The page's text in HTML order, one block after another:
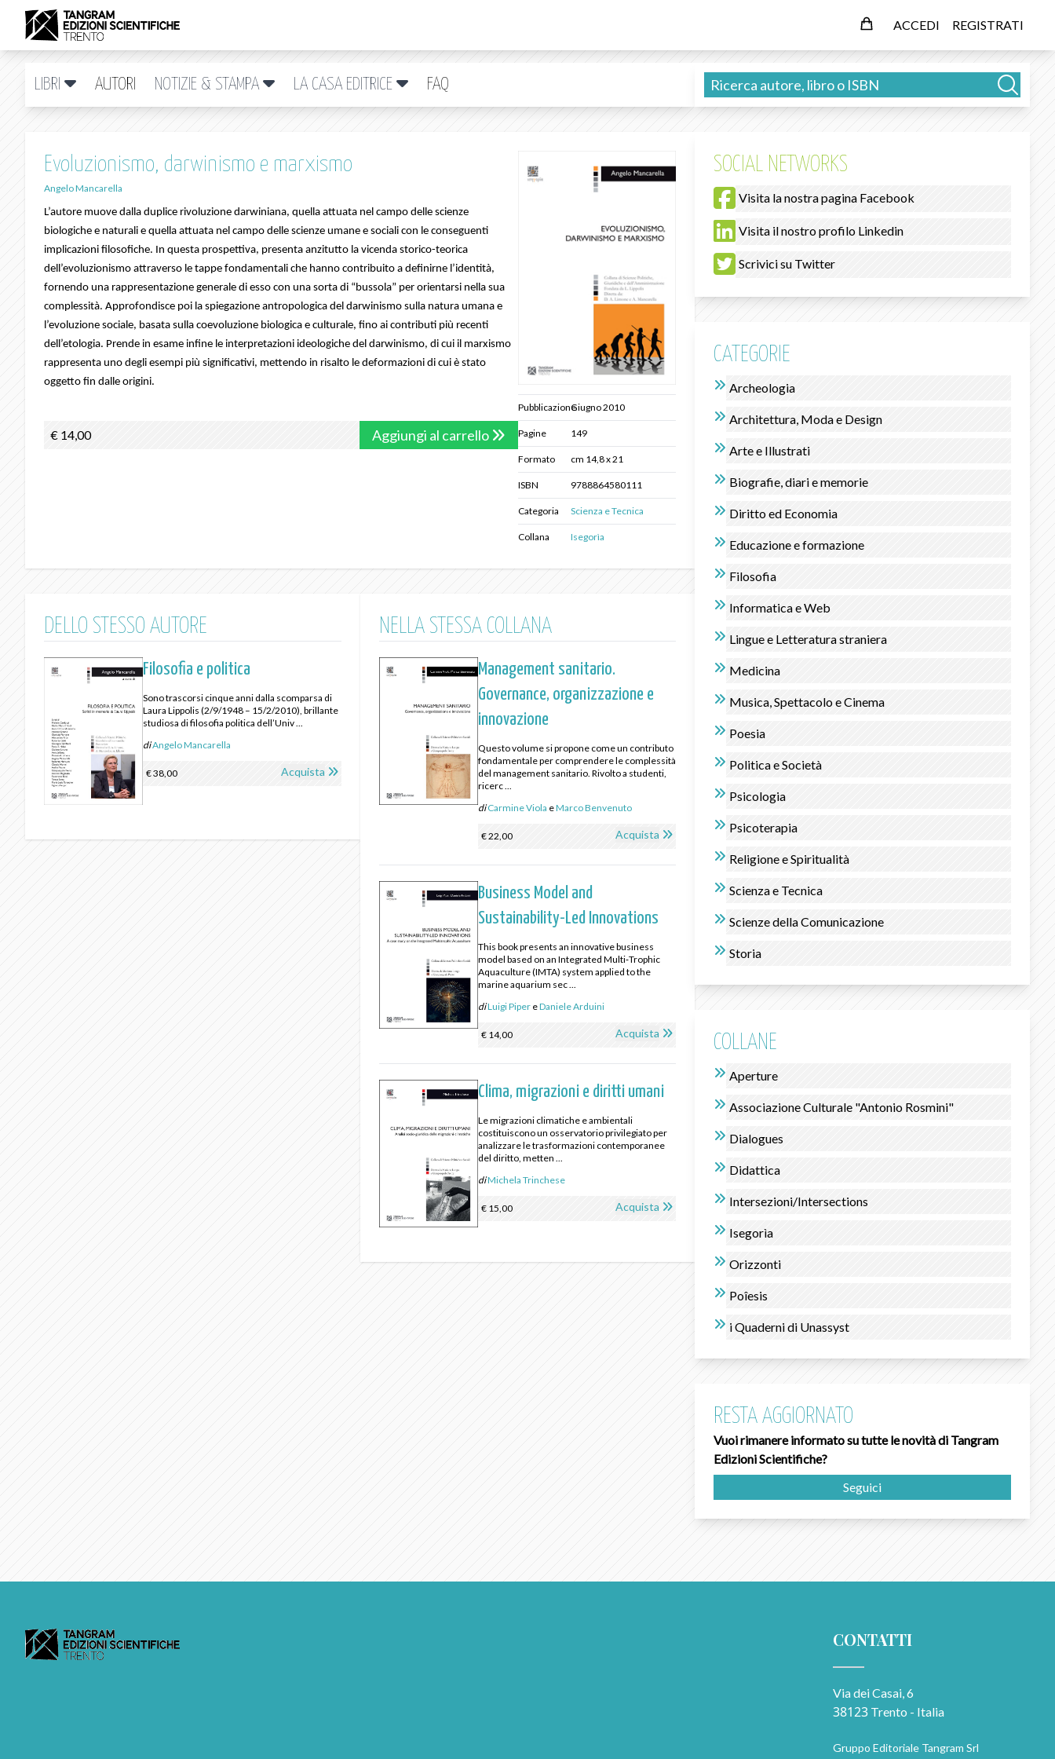
ACCEDI REGISTRATI
LIBRI AUTORI NOTIZIE & STAMPA LA CASA EDITRICE FAQ
Evoluzionismo, darwinismo e marxismo
Angelo Mancarella
L’autore muove dalla duplice rivoluzione darwiniana, quella attuata nel campo delle scienze
biologiche e naturali e quella attuata nel campo delle scienze umane e sociali con le conseguenti
implicazioni filosofiche. In questa prospettiva, presenta anzitutto la vicenda storico-teorica
dell’evoluzionismo attraverso le tappe fondamentali che hanno contribuito a definirne l’identità,
fornendo una rappresentazione generale di esso con una sorta di “bussola” per orientarsi nella sua
complessità. Approfondisce poi la spiegazione antropologica del darwinismo sulla natura umana e
l’evoluzione sociale, basata sulla coevoluzione biologica e culturale, fino ai contributi più recenti
dell’etologia. Prende in esame infine le interpretazioni ideologiche del darwinismo, di cui il marxismo
rappresenta uno degli esempi più significativi, mettendo in risalto le deformazioni di cui è stato
oggetto fin dalle origini.
€ 14,00 Aggiungi al carrello
PubblicazioneGiugno 2010
Pagine 149
Formato cm 14,8 x 21
ISBN 9788864580111
Categoria Scienza e Tecnica
Collana Isegorìa
DELLO STESSO AUTORE
Filosofia e politica
Sono trascorsi cinque anni dalla scomparsa di
Laura Lippolis (2/9/1948 – 15/2/2010), brillante
studiosa di filosofia politica dell’Univ ...
diAngelo Mancarella
€ 38,00 Acquista
NELLA STESSA COLLANA
Management sanitario.
Governance, organizzazione e
innovazione
Questo volume si propone come un contributo
fondamentale per comprendere le complessità
del management sanitario. Rivolto a studenti,
ricerc ...
diCarmine Viola eMarco Benvenuto
€ 22,00 Acquista
Business Model and
Sustainability-Led Innovations
This book presents an innovative business
model based on an Integrated Multi‑Trophic
Aquaculture (IMTA) system applied to the
marine aquarium sec ...
diLuigi Piper eDaniele Arduini
€ 14,00 Acquista
Clima, migrazioni e diritti umani
Le migrazioni climatiche e ambientali
costituiscono un osservatorio privilegiato per
analizzare le trasformazioni contemporanee
del diritto, metten ...
diMichela Trinchese
€ 15,00 Acquista
SOCIAL NETWORKS
Visita la nostra pagina Facebook
Visita il nostro profilo Linkedin
Scrivici su Twitter
CATEGORIE
Archeologia
Architettura, Moda e Design
Arte e Illustrati
Biografie, diari e memorie
Diritto ed Economia
Educazione e formazione
Filosofia
Informatica e Web
Lingue e Letteratura straniera
Medicina
Musica, Spettacolo e Cinema
Poesia
Politica e Società
Psicologia
Psicoterapia
Religione e Spiritualità
Scienza e Tecnica
Scienze della Comunicazione
Storia
COLLANE
Aperture
Associazione Culturale "Antonio Rosmini"
Dialogues
Didattica
Intersezioni/Intersections
Isegorìa
Orizzonti
Poîesis
i Quaderni di Unassyst
RESTA AGGIORNATO
Vuoi rimanere informato su tutte le novità di Tangram
Edizioni Scientifiche?
Seguici
CONTATTI
Via dei Casai, 6
38123 Trento - Italia
Gruppo Editoriale Tangram Srl